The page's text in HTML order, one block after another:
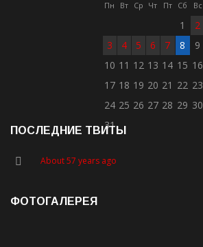
Пн Вт Ср Чт Пт Сб Вс
1
2
3
4 5 6 7 8
9
10 11 12 13 14 15 16
17 18 19 20 21 22 23
24 25 26 27 28 29 30
31
ПОСЛЕДНИЕ ТВИТЫ
About 57 years ago
ФОТОГАЛЕРЕЯ